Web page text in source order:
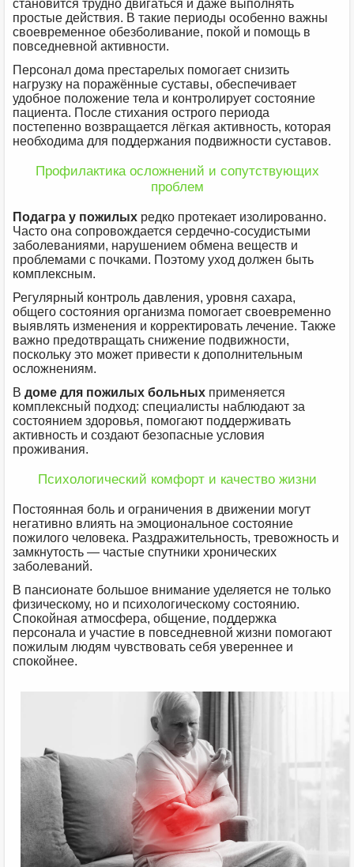
становится трудно двигаться и даже выполнять
простые действия. В такие периоды особенно важны
своевременное обезболивание, покой и помощь в
повседневной активности.
Персонал дома престарелых помогает снизить
нагрузку на поражённые суставы, обеспечивает
удобное положение тела и контролирует состояние
пациента. После стихания острого периода
постепенно возвращается лёгкая активность, которая
необходима для поддержания подвижности суставов.
Профилактика осложнений и сопутствующих
проблем
Подагра у пожилых редко протекает изолированно.
Часто она сопровождается сердечно-сосудистыми
заболеваниями, нарушением обмена веществ и
проблемами с почками. Поэтому уход должен быть
комплексным.
Регулярный контроль давления, уровня сахара,
общего состояния организма помогает своевременно
выявлять изменения и корректировать лечение. Также
важно предотвращать снижение подвижности,
поскольку это может привести к дополнительным
осложнениям.
Вдоме для пожилых больных применяется
комплексный подход: специалисты наблюдают за
состоянием здоровья, помогают поддерживать
активность и создают безопасные условия
проживания.
Психологический комфорт и качество жизни
Постоянная боль и ограничения в движении могут
негативно влиять на эмоциональное состояние
пожилого человека. Раздражительность, тревожность и
замкнутость — частые спутники хронических
заболеваний.
В пансионате большое внимание уделяется не только
физическому, но и психологическому состоянию.
Спокойная атмосфера, общение, поддержка
персонала и участие в повседневной жизни помогают
пожилым людям чувствовать себя увереннее и
спокойнее.